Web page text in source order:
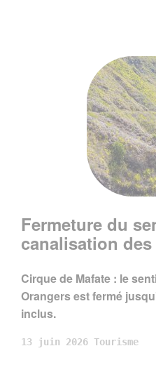
Fermeture du
canalisation
Cirque de Mafate : le
Orangers est fermé
inclus.
13 juin 2026 Tourisme